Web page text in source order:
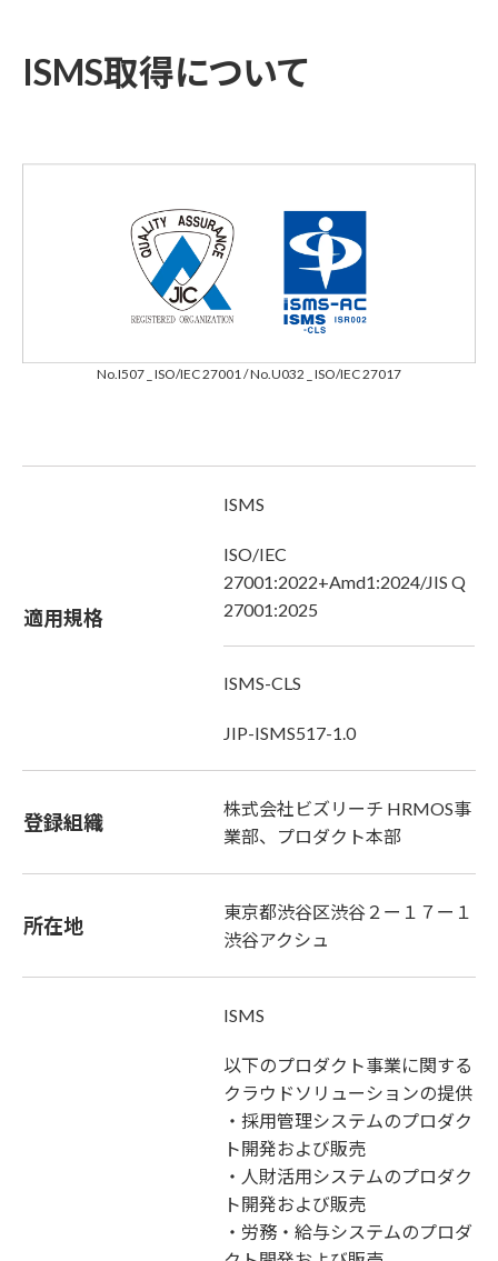
ISMS取得について
No.I507 _ ISO/IEC 27001 / No.U032 _ ISO/IEC 27017
適用規格
ISMS
ISO/IEC
27001:2022+Amd1:2024/JIS Q
27001:2025
ISMS-CLS
JIP-ISMS517-1.0
登録組織
株式会社ビズリーチ HRMOS事
業部、プロダクト本部
所在地
東京都渋谷区渋谷２ー１７ー１
渋谷アクシュ
ISMS
以下のプロダクト事業に関する
クラウドソリューションの提供
・採用管理システムのプロダク
ト開発および販売
・人財活用システムのプロダク
ト開発および販売
・労務・給与システムのプロダ